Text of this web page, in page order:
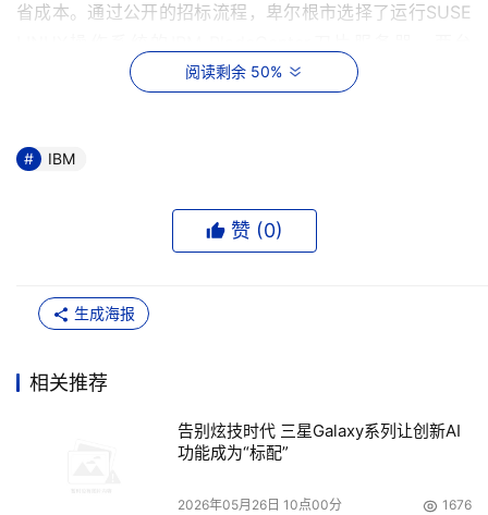
省成本。通过公开的招标流程，卑尔根市选择了运行SUSE
BladeCenter机箱中的20个双路HS20刀片服务器替代了原
Windows 或Linux两种选择。市政府具备两种操作系统的技
术能力，因此卑尔根市的选择取决于两个因素：在处理器间
根市认为Linux略胜一筹。Ole-Bjorn Tuftedal 评论道：“我
很好群集功能。我们最终选择了SUSE LINUX，因为它具备
BladeCenter刀片服务器提供给我们最大范围的操作系统和
架构选择，使使卑尔根市能够建立一个节省成本的、可靠的
阅读剩余 50%
IBM
赞 (0)
生成海报
相关推荐
告别炫技时代 三星Galaxy系列让创新AI
功能成为“标配”
2026年05月26日 10点00分 1676